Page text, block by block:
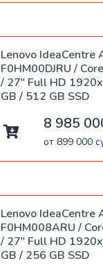
Lenovo IdeaCentre
F0HM00DJRU /
/ 27" Full HD
GB / 512 GB SSD
8 985
от 899 000
Lenovo IdeaCentre
F0HM008ARU /
/ 27" Full HD
GB / 256 GB SSD